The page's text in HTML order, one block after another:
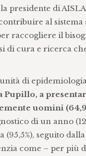
di
al
raccogliere il
di cura e ricerca
di
Pupillo, a
uomini
di un anno
seguito
come – per